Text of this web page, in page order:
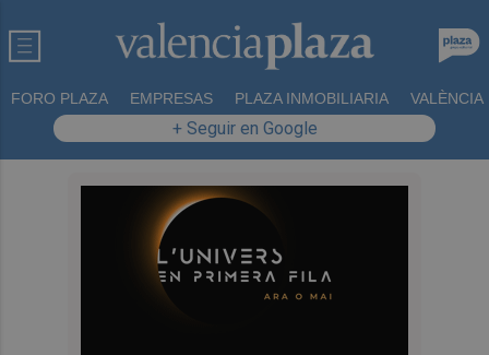
FORO PLAZA EMPRESAS PLAZA INMOBILIARIA VALÈNCIA
+ Seguir en Google